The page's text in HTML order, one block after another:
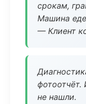
срокам,
Машина
— Клиент
фотоотчёт.
не нашли.